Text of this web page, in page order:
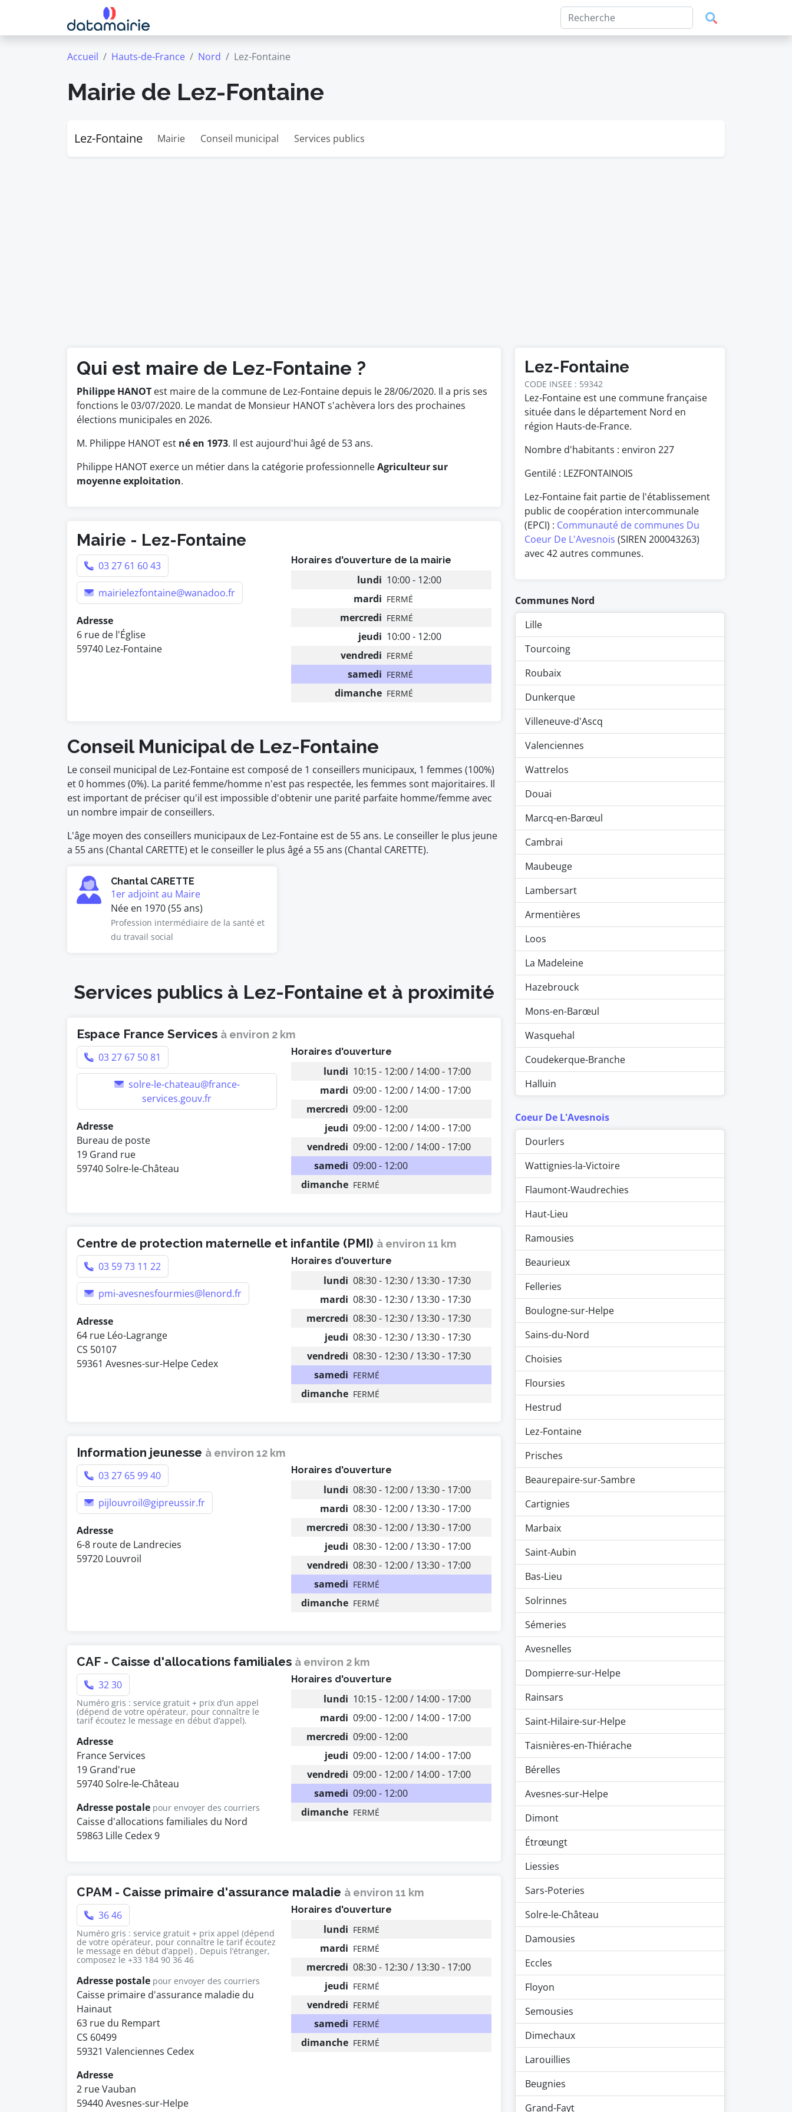
Accueil Hauts-de-France Nord Lez-Fontaine
Mairie de Lez-Fontaine
Lez-Fontaine Mairie Conseil municipal Services publics
Qui est maire de Lez-Fontaine ?
Philippe HANOT est maire de la commune de Lez-Fontaine depuis le 28/06/2020. Il a pris ses
fonctions le 03/07/2020. Le mandat de Monsieur HANOT s'achèvera lors des prochaines
élections municipales en 2026.
M. Philippe HANOT est né en 1973. Il est aujourd'hui âgé de 53 ans.
Philippe HANOT exerce un métier dans la catégorie professionnelleAgriculteur sur
moyenne exploitation.
Mairie - Lez-Fontaine
03 27 61 60 43
mairielezfontaine@wanadoo.fr
Adresse
6 rue de l'Église
59740 Lez-Fontaine
Horaires d'ouverture de la mairie
lundi 10:00 - 12:00
mardi FERMÉ
mercredi FERMÉ
jeudi 10:00 - 12:00
vendredi FERMÉ
samedi FERMÉ
dimanche FERMÉ
Conseil Municipal de Lez-Fontaine
Le conseil municipal de Lez-Fontaine est composé de 1 conseillers municipaux, 1 femmes (100%)
et 0 hommes (0%). La parité femme/homme n'est pas respectée, les femmes sont majoritaires. Il
est important de préciser qu'il est impossible d'obtenir une parité parfaite homme/femme avec
un nombre impair de conseillers.
L'âge moyen des conseillers municipaux de Lez-Fontaine est de 55 ans. Le conseiller le plus jeune
a 55 ans (Chantal CARETTE) et le conseiller le plus âgé a 55 ans (Chantal CARETTE).
Chantal CARETTE
1er adjoint au Maire
Née en 1970 (55 ans)
Profession intermédiaire de la santé et
du travail social
Services publics à Lez-Fontaine et à proximité
Espace France Services à environ 2 km
03 27 67 50 81
solre-le-chateau@france-
services.gouv.fr
Adresse
Bureau de poste
19 Grand rue
59740 Solre-le-Château
Horaires d'ouverture
lundi 10:15 - 12:00 / 14:00 - 17:00
mardi 09:00 - 12:00 / 14:00 - 17:00
mercredi 09:00 - 12:00
jeudi 09:00 - 12:00 / 14:00 - 17:00
vendredi 09:00 - 12:00 / 14:00 - 17:00
samedi 09:00 - 12:00
dimanche FERMÉ
Centre de protection maternelle et infantile (PMI) à environ 11 km
03 59 73 11 22
pmi-avesnesfourmies@lenord.fr
Adresse
64 rue Léo-Lagrange
CS 50107
59361 Avesnes-sur-Helpe Cedex
Horaires d'ouverture
lundi 08:30 - 12:30 / 13:30 - 17:30
mardi 08:30 - 12:30 / 13:30 - 17:30
mercredi 08:30 - 12:30 / 13:30 - 17:30
jeudi 08:30 - 12:30 / 13:30 - 17:30
vendredi 08:30 - 12:30 / 13:30 - 17:30
samedi FERMÉ
dimanche FERMÉ
Information jeunesse à environ 12 km
03 27 65 99 40
pijlouvroil@gipreussir.fr
Adresse
6-8 route de Landrecies
59720 Louvroil
Horaires d'ouverture
lundi 08:30 - 12:00 / 13:30 - 17:00
mardi 08:30 - 12:00 / 13:30 - 17:00
mercredi 08:30 - 12:00 / 13:30 - 17:00
jeudi 08:30 - 12:00 / 13:30 - 17:00
vendredi 08:30 - 12:00 / 13:30 - 17:00
samedi FERMÉ
dimanche FERMÉ
CAF - Caisse d'allocations familiales à environ 2 km
32 30
Numéro gris : service gratuit + prix d’un appel
(dépend de votre opérateur, pour connaître le
tarif écoutez le message en début d’appel).
Adresse
France Services
19 Grand'rue
59740 Solre-le-Château
Adresse postale pour envoyer des courriers
Caisse d'allocations familiales du Nord
59863 Lille Cedex 9
Horaires d'ouverture
lundi 10:15 - 12:00 / 14:00 - 17:00
mardi 09:00 - 12:00 / 14:00 - 17:00
mercredi 09:00 - 12:00
jeudi 09:00 - 12:00 / 14:00 - 17:00
vendredi 09:00 - 12:00 / 14:00 - 17:00
samedi 09:00 - 12:00
dimanche FERMÉ
CPAM - Caisse primaire d'assurance maladie à environ 11 km
36 46
Numéro gris : service gratuit + prix appel (dépend
de votre opérateur, pour connaître le tarif écoutez
le message en début d’appel) , Depuis l’étranger,
composez le +33 184 90 36 46
Adresse postale pour envoyer des courriers
Caisse primaire d'assurance maladie du
Hainaut
63 rue du Rempart
CS 60499
59321 Valenciennes Cedex
Adresse
2 rue Vauban
59440 Avesnes-sur-Helpe
Horaires d'ouverture
lundi FERMÉ
mardi FERMÉ
mercredi 08:30 - 12:30 / 13:30 - 17:00
jeudi FERMÉ
vendredi FERMÉ
samedi FERMÉ
dimanche FERMÉ
Lez-Fontaine
CODE INSEE : 59342
Lez-Fontaine est une commune française
située dans le département Nord en
région Hauts-de-France.
Nombre d'habitants : environ 227
Gentilé : LEZFONTAINOIS
Lez-Fontaine fait partie de l'établissement
public de coopération intercommunale
(EPCI) : Communauté de communes Du
Coeur De L'Avesnois (SIREN 200043263)
avec 42 autres communes.
Communes Nord
Lille
Tourcoing
Roubaix
Dunkerque
Villeneuve-d'Ascq
Valenciennes
Wattrelos
Douai
Marcq-en-Barœul
Cambrai
Maubeuge
Lambersart
Armentières
Loos
La Madeleine
Hazebrouck
Mons-en-Barœul
Wasquehal
Coudekerque-Branche
Halluin
Coeur De L'Avesnois
Dourlers
Wattignies-la-Victoire
Flaumont-Waudrechies
Haut-Lieu
Ramousies
Beaurieux
Felleries
Boulogne-sur-Helpe
Sains-du-Nord
Choisies
Floursies
Hestrud
Lez-Fontaine
Prisches
Beaurepaire-sur-Sambre
Cartignies
Marbaix
Saint-Aubin
Bas-Lieu
Solrinnes
Sémeries
Avesnelles
Dompierre-sur-Helpe
Rainsars
Saint-Hilaire-sur-Helpe
Taisnières-en-Thiérache
Bérelles
Avesnes-sur-Helpe
Dimont
Étrœungt
Liessies
Sars-Poteries
Solre-le-Château
Damousies
Eccles
Floyon
Semousies
Dimechaux
Larouillies
Beugnies
Grand-Fayt